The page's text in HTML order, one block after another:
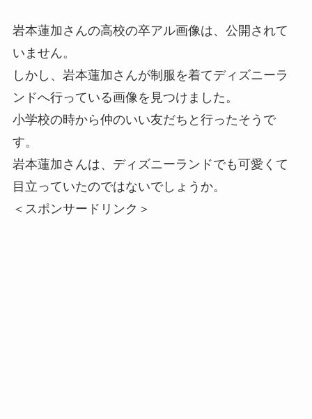
岩本蓮加さんの高校の卒アル画像は、公開されて
いません。
しかし、岩本蓮加さんが制服を着てディズニーラ
ンドへ行っている画像を見つけました。
小学校の時から仲のいい友だちと行ったそうで
す。
岩本蓮加さんは、ディズニーランドでも可愛くて
目立っていたのではないでしょうか。
＜スポンサードリンク＞